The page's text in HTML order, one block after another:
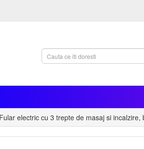
Fular electric cu 3 trepte de masaj si incalzire,